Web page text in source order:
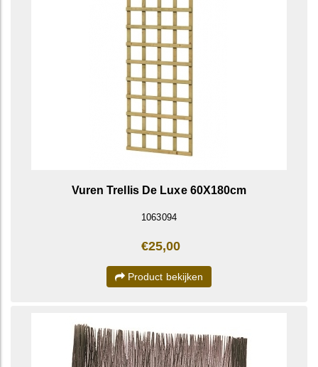
Vuren Trellis De Luxe 60X180cm
1063094
€25,00
Product bekijken